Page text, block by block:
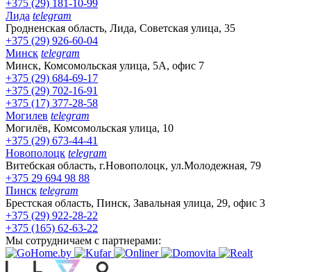
+375 (29) 181-10-99
Лида telegram
Гродненская область, Лида, Советская улица, 35
+375 (29) 926-60-04
Минск telegram
Минск, Комсомольская улица, 5А, офис 7
+375 (29) 684-69-17
+375 (29) 702-16-91
+375 (17) 377-28-58
Могилев telegram
Могилёв, Комсомольская улица, 10
+375 (29) 673-44-41
Новополоцк telegram
Витебская область, г.Новополоцк, ул.Молодежная, 79
+375 29 694 98 88
Пинск telegram
Брестская область, Пинск, Завальная улица, 29, офис 3
+375 (29) 922-28-22
+375 (165) 62-63-22
Мы сотрудничаем с партнерами: